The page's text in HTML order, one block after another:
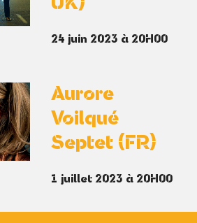
24 juin 2023 à 20H00
Aurore
Voilqué
Septet (FR)
1 juillet 2023 à 20H00